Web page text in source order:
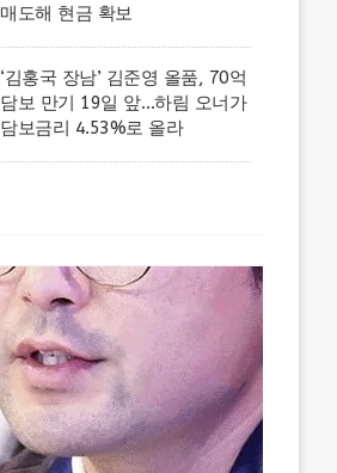
매도해 현금 확보
‘김홍국 장남’ 김준영 올품, 70억
담보 만기 19일 앞…하림 오너가
담보금리 4.53%로 올라